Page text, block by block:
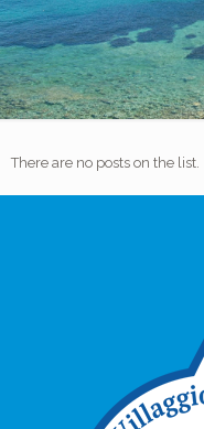
There are no posts on the list.